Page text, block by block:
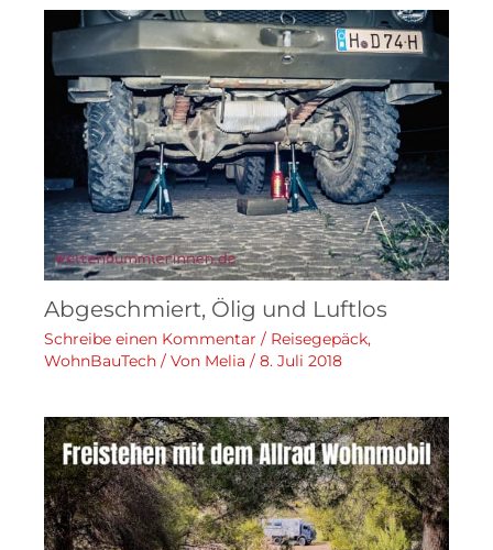
Abgeschmiert, Ölig und Luftlos
Schreibe einen Kommentar / Reisegepäck,
WohnBauTech / Von Melia / 8. Juli 2018